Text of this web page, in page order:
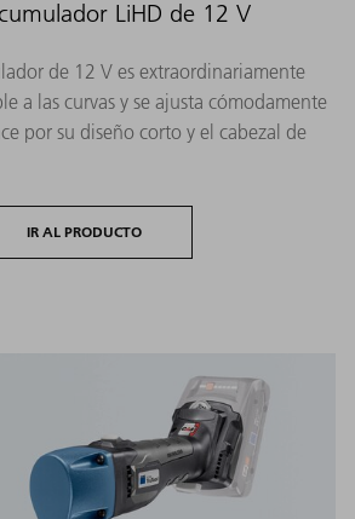
LiHD de 12 V
de 12 V es extraordinariamente
a las curvas y se ajusta cómodamente
por su diseño corto y el cabezal de
IR AL PRODUCTO